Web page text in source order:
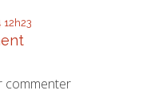
12h23
commenter